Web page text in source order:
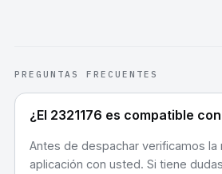
PREGUNTAS FRECUENTES
¿El 2321176 es compatible
Antes de despachar verificamos la
aplicación con usted. Si tiene